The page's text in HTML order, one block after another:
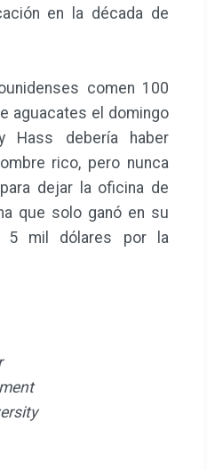
en la década de
comen 100
aguacates el domingo
Hass debería haber
rico, pero nunca
dejar la oficina de
que solo ganó en su
5 mil dólares por la